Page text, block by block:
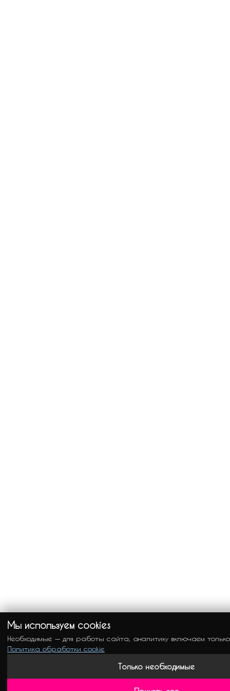
Мы используем cookies
Необходимые — для работы сайта; аналитику включаем
Политика обработки cookie
Только необходимые